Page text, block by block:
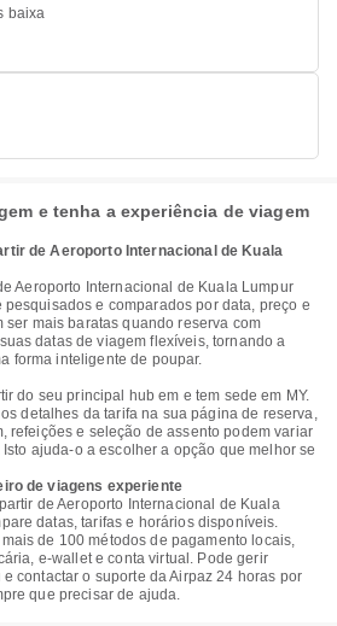
baixa
e tenha a experiência de viagem
de Aeroporto Internacional de Kuala
Aeroporto Internacional de Kuala Lumpur
e comparados por data, preço e
ser mais baratas quando reserva com
datas de viagem flexíveis, tornando a
forma inteligente de poupar.
do seu principal hub em e tem sede em MY.
detalhes da tarifa na sua página de reserva,
refeições e seleção de assento podem variar
ajuda-o a escolher a opção que melhor se
de viagens experiente
de Aeroporto Internacional de Kuala
datas, tarifas e horários disponíveis.
de 100 métodos de pagamento locais,
e-wallet e conta virtual. Pode gerir
contactar o suporte da Airpaz 24 horas por
que precisar de ajuda.